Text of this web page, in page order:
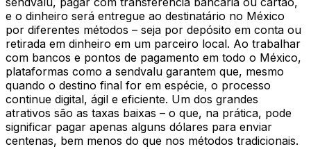
e o dinheiro será entregue ao destinatário no México
por diferentes métodos – seja por depósito em conta ou
retirada em dinheiro em um parceiro local. Ao trabalhar
com bancos e pontos de pagamento em todo o México,
plataformas como a sendvalu garantem que, mesmo
quando o destino final for em espécie, o processo
continue digital, ágil e eficiente. Um dos grandes
atrativos são as taxas baixas – o que, na prática, pode
significar pagar apenas alguns dólares para enviar
centenas, bem menos do que nos métodos tradicionais.